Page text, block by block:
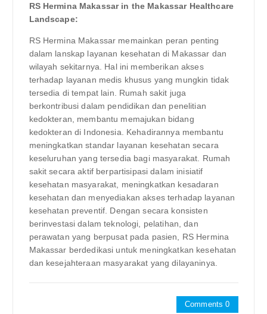
RS Hermina Makassar in the Makassar Healthcare
Landscape:
RS Hermina Makassar memainkan peran penting
dalam lanskap layanan kesehatan di Makassar dan
wilayah sekitarnya. Hal ini memberikan akses
terhadap layanan medis khusus yang mungkin tidak
tersedia di tempat lain. Rumah sakit juga
berkontribusi dalam pendidikan dan penelitian
kedokteran, membantu memajukan bidang
kedokteran di Indonesia. Kehadirannya membantu
meningkatkan standar layanan kesehatan secara
keseluruhan yang tersedia bagi masyarakat. Rumah
sakit secara aktif berpartisipasi dalam inisiatif
kesehatan masyarakat, meningkatkan kesadaran
kesehatan dan menyediakan akses terhadap layanan
kesehatan preventif. Dengan secara konsisten
berinvestasi dalam teknologi, pelatihan, dan
perawatan yang berpusat pada pasien, RS Hermina
Makassar berdedikasi untuk meningkatkan kesehatan
dan kesejahteraan masyarakat yang dilayaninya.
Comments 0